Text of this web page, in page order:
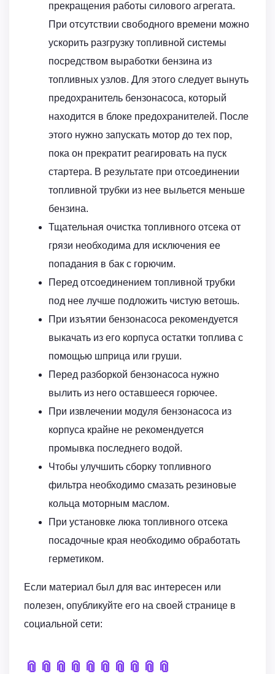
прекращения работы силового агрегата.
При отсутствии свободного времени можно
ускорить разгрузку топливной системы
посредством выработки бензина из
топливных узлов. Для этого следует вынуть
предохранитель бензонасоса, который
находится в блоке предохранителей. После
этого нужно запускать мотор до тех пор,
пока он прекратит реагировать на пуск
стартера. В результате при отсоединении
топливной трубки из нее выльется меньше
бензина.
Тщательная очистка топливного отсека от
грязи необходима для исключения ее
попадания в бак с горючим.
Перед отсоединением топливной трубки
под нее лучше подложить чистую ветошь.
При изъятии бензонасоса рекомендуется
выкачать из его корпуса остатки топлива с
помощью шприца или груши.
Перед разборкой бензонасоса нужно
вылить из него оставшееся горючее.
При извлечении модуля бензонасоса из
корпуса крайне не рекомендуется
промывка последнего водой.
Чтобы улучшить сборку топливного
фильтра необходимо смазать резиновые
кольца моторным маслом.
При установке люка топливного отсека
посадочные края необходимо обработать
герметиком.
Если материал был для вас интересен или
полезен, опубликуйте его на своей странице в
социальной сети:
📎 📎 📎 📎 📎 📎 📎 📎 📎 📎